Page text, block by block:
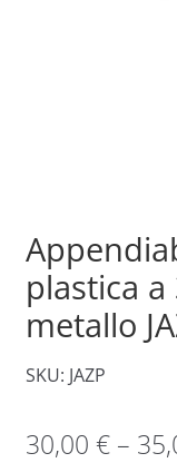
plastica
metallo
SKU: JAZP
30,00 €–